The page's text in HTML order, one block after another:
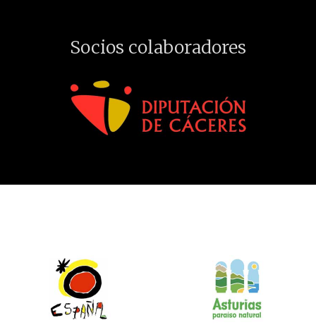
Socios colaboradores